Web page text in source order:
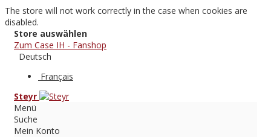
The store will not work correctly in the case when cookies are
disabled.
Store auswählen
Zum Case IH - Fanshop
Deutsch
Français
Steyr
Menü
Suche
Mein Konto